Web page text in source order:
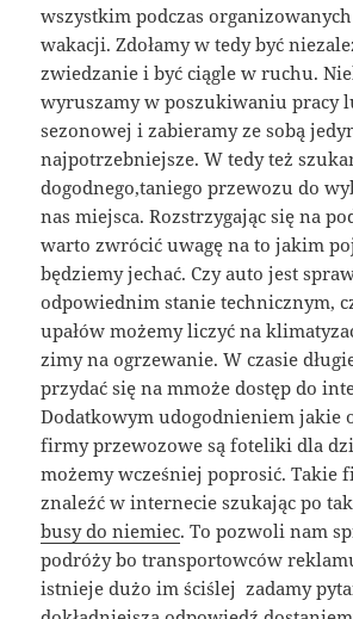
wszystkim podczas
wakacji. Zdołamy w tedy być
zwiedzanie i być ciągle w ruchu.
wyruszamy w poszukiwaniu pracy
sezonowej i zabieramy ze sobą
najpotrzebniejsze. W tedy też
dogodnego,taniego przewozu do
nas miejsca. Rozstrzygając się na
warto zwrócić uwagę na to jakim
będziemy jechać. Czy auto jest
odpowiednim stanie technicznym,
upałów możemy liczyć na
zimy na ogrzewanie. W czasie
przydać się na mmoże dostęp do
Dodatkowym udogodnieniem jakie
firmy przewozowe są foteliki dla
możemy wcześniej poprosić. Takie
znaleźć w internecie szukając po
busy do niemiec. To pozwoli nam
podróży bo transportowców
istnieje dużo im ściślej zadamy